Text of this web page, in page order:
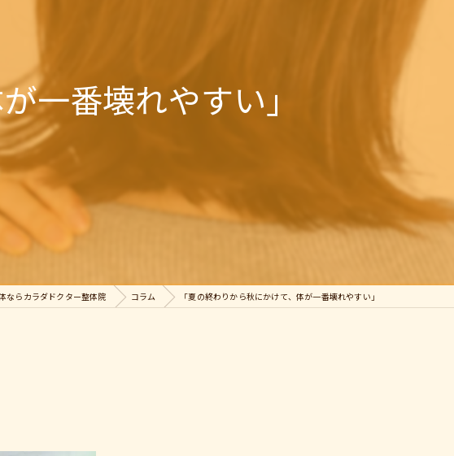
筋膜リリース
一番壊れやすい」
ならカラダドクター整体院 コラム 「夏の終わりから秋にかけて、体が一番壊れやすい」